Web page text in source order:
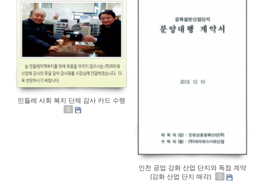
민들레 사회 복지 단체 감사 카드 수령
0
인천 공업 강화 산업 단지와 독점 계약
(강화 산업 단지 매각)
0